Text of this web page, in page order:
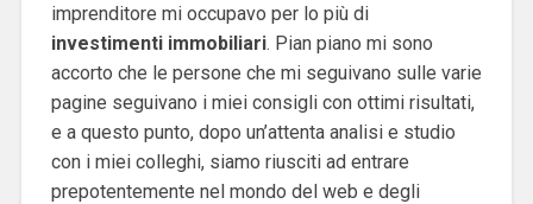
imprenditore mi occupavo per lo più di
investimenti immobiliari. Pian piano mi sono
accorto che le persone che mi seguivano sulle varie
pagine seguivano i miei consigli con ottimi risultati,
e a questo punto, dopo un’attenta analisi e studio
con i miei colleghi, siamo riusciti ad entrare
prepotentemente nel mondo del web e degli